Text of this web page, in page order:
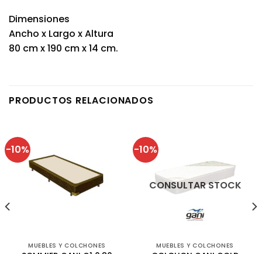
Dimensiones
Ancho x Largo x Altura
80 cm x 190 cm x 14 cm.
PRODUCTOS RELACIONADOS
-10%
MUEBLES Y COLCHONES
-10%
CONSULTAR STOCK
MUEBLES Y COLCHONES